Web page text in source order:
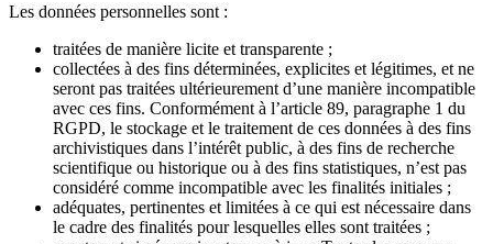
Les données personnelles sont :
traitées de manière licite et transparente ;
collectées à des fins déterminées, explicites et légitimes, et ne
seront pas traitées ultérieurement d’une manière incompatible
avec ces fins. Conformément à l’article 89, paragraphe 1 du
RGPD, le stockage et le traitement de ces données à des fins
archivistiques dans l’intérêt public, à des fins de recherche
scientifique ou historique ou à des fins statistiques, n’est pas
considéré comme incompatible avec les finalités initiales ;
adéquates, pertinentes et limitées à ce qui est nécessaire dans
le cadre des finalités pour lesquelles elles sont traitées ;